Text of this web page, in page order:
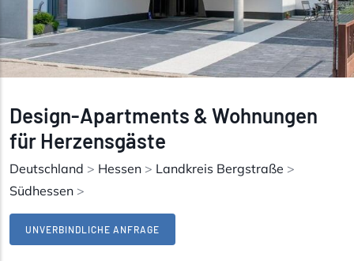
Design-Apartments & Wohnungen
für Herzensgäste
Deutschland > Hessen > Landkreis Bergstraße >
Südhessen >
UNVERBINDLICHE ANFRAGE